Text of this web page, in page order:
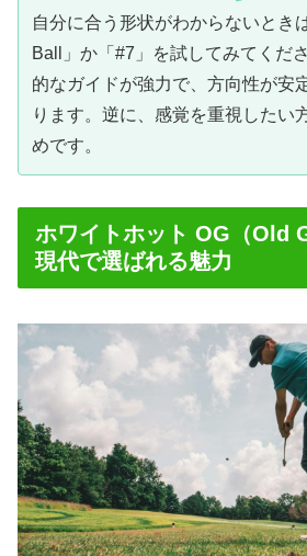
自分に合う形状がわからないとき
Ball」か「#7」を試してみてくだ
的なガイドが強力で、方向性が安
ります。逆に、感覚を重視したい
めです。
ホワイトホット OG（Old
現代で選ばれる魅力